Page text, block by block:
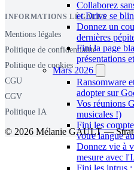
Collaborez
et Drive se
Donnez un
dernières
Fini la page
présentations
Mars 2026
Ransomware
adopter sur
Vos réunions
musicales !)
Fini les
votre langue
Donnez vie à
mesure avec
Fini les intrus
INFORMATIONS LÉGALES
Mentions légales
Politique de confidentialité
Politique de cookies
CGU
CGV
Politique IA
© 2026 Mélanie GAULT —